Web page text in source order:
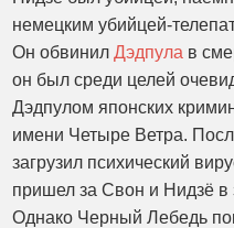
немецким убийцей-
Он обвинилДэдпула в
он был среди целей
Дэдпулом японских
имени Четыре Ветра.
загрузил психический
пришел за Свон и Нидзё
Однако Черный Лебедь